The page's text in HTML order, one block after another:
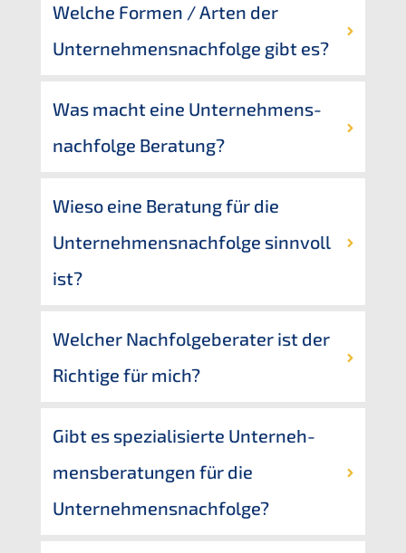
Welche Formen / Arten der
Unternehmens­nachfolge gibt es?
Was macht eine Unternehmens­
nachfolge Beratung?
Wieso eine Beratung für die
Unternehmens­nachfolge sinnvoll
ist?
Welcher Nachfol­ge­be­ra­ter ist der
Richti­ge für mich?
Gibt es spezia­li­sier­te Unter­neh­
mens­be­ra­tun­gen für die
Unternehmensnachfolge?